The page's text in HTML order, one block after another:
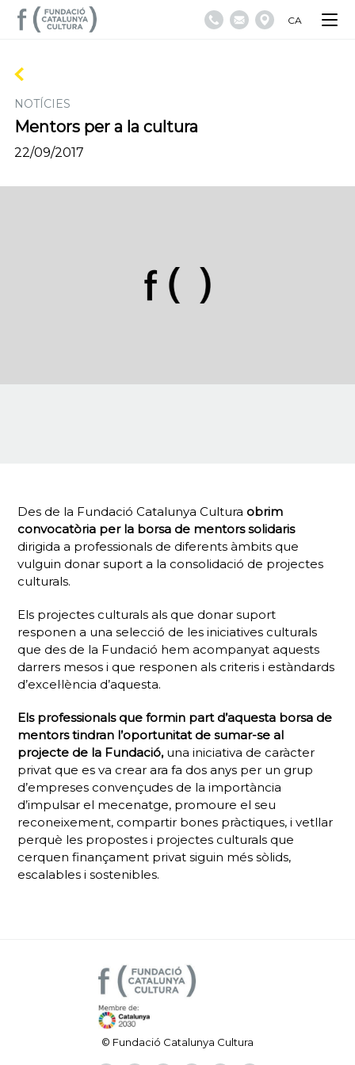
CA
NOTÍCIES
Mentors per a la cultura
22/09/2017
Des de la Fundació Catalunya Cultura obrim
convocatòria per la borsa de mentors solidaris
dirigida a professionals de diferents àmbits que
vulguin donar suport a la consolidació de projectes
culturals.
Els projectes culturals als que donar suport
responen a una selecció de les iniciatives culturals
que des de la Fundació hem acompanyat aquests
darrers mesos i que responen als criteris i estàndards
d’excel·lència d’aquesta.
Els professionals que formin part d’aquesta borsa de
mentors tindran l’oportunitat de sumar-se al
projecte de la Fundació,una iniciativa de caràcter
privat que es va crear ara fa dos anys per un grup
d’empreses convençudes de la importància
d’impulsar el mecenatge, promoure el seu
reconeixement, compartir bones pràctiques, i vetllar
perquè les propostes i projectes culturals que
cerquen finançament privat siguin més sòlids,
escalables i sostenibles.
© Fundació Catalunya Cultura